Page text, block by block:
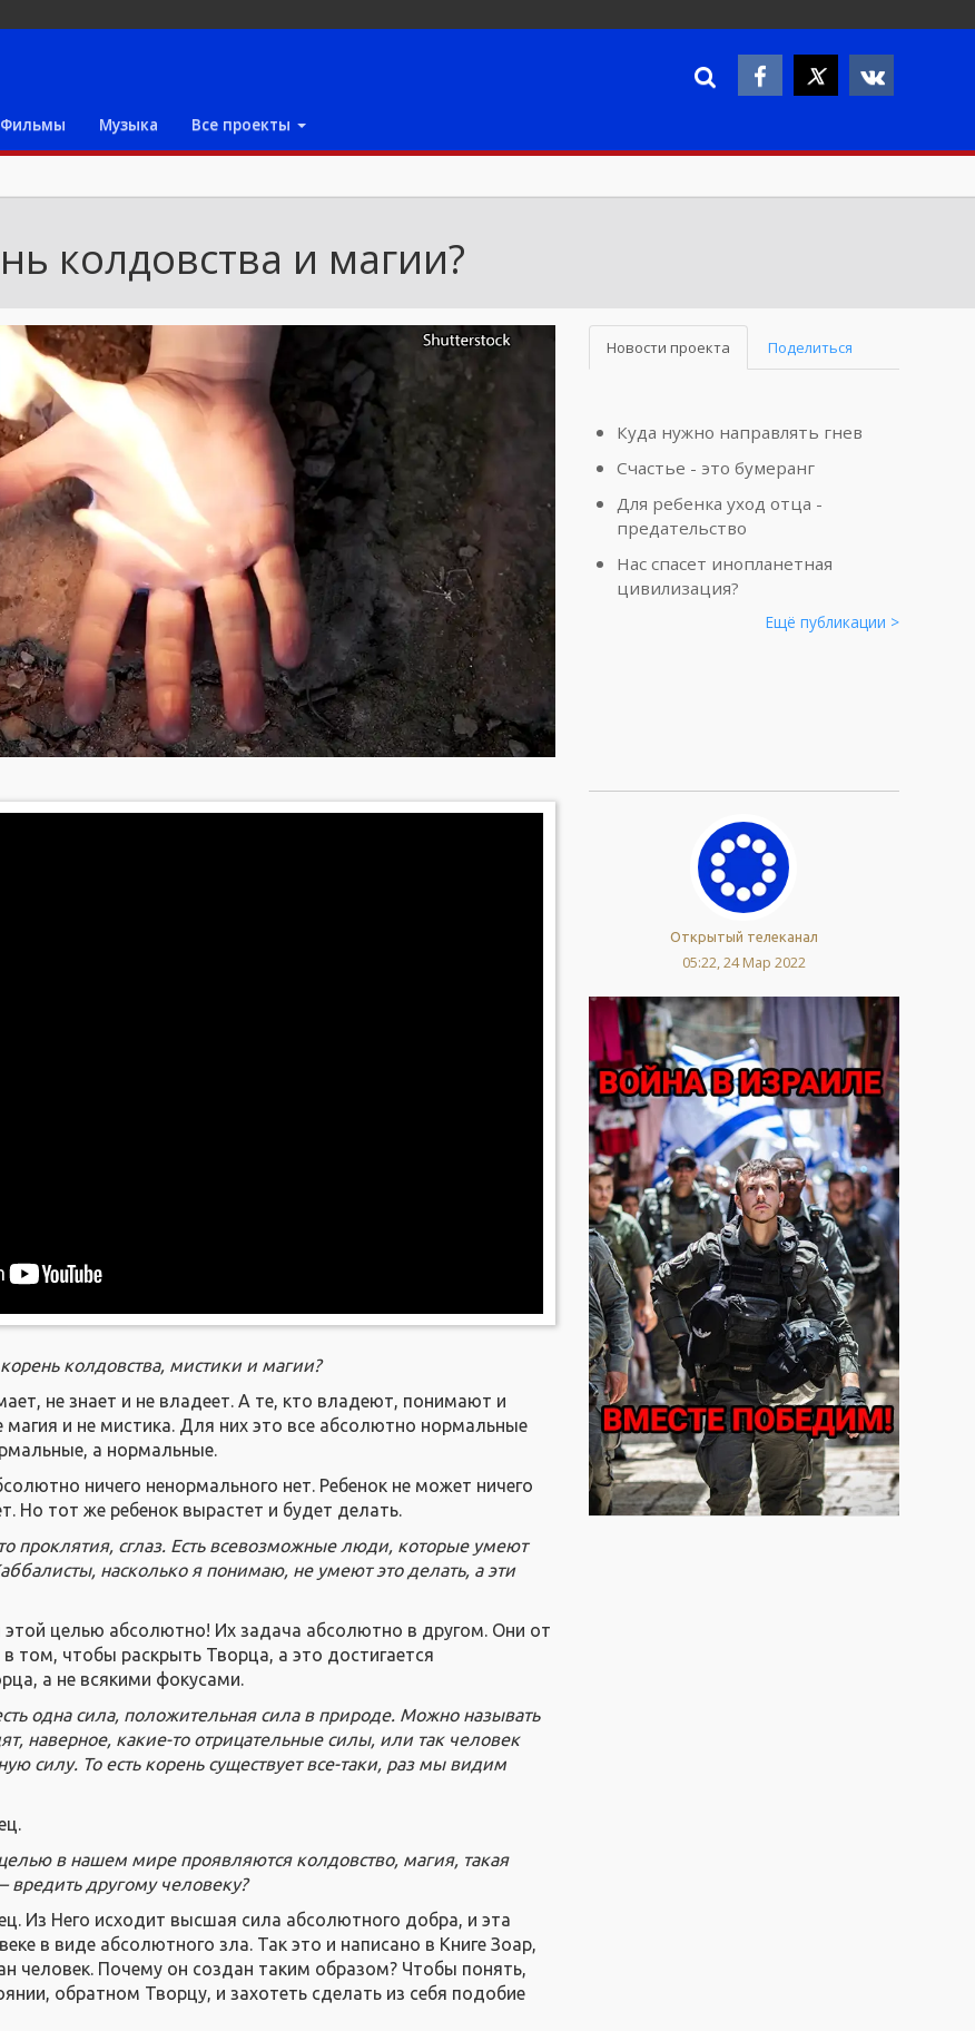
Фильмы Музыка Все проекты
колдовства и магии?
Новости проекта Поделиться
Куда нужно направлять гнев
Счастье - это бумеранг
Для ребенка уход отца -
предательство
Нас спасет инопланетная
цивилизация?
Ещё публикации >
колдовства, мистики и магии?
не знает и не владеет. А те, кто владеют, понимают и
магия и не мистика. Для них это все абсолютно нормальные
а нормальные.
ничего ненормального нет. Ребенок не может ничего
Но тот же ребенок вырастет и будет делать.
проклятия, сглаз. Есть всевозможные люди, которые умеют
насколько я понимаю, не умеют это делать, а эти
этой целью абсолютно! Их задача абсолютно в другом. Они от
в том, чтобы раскрыть Творца, а это достигается
а не всякими фокусами.
одна сила, положительная сила в природе. Можно называть
наверное, какие-то отрицательные силы, или так человек
силу. То есть корень существует все-таки, раз мы видим
в нашем мире проявляются колдовство, магия, такая
вредить другому человеку?
Из Него исходит высшая сила абсолютного добра, и эта
в виде абсолютного зла. Так это и написано в Книге Зоар,
человек. Почему он создан таким образом? Чтобы понять,
обратном Творцу, и захотеть сделать из себя подобие
Открытый телеканал
05:22, 24 Мар 2022